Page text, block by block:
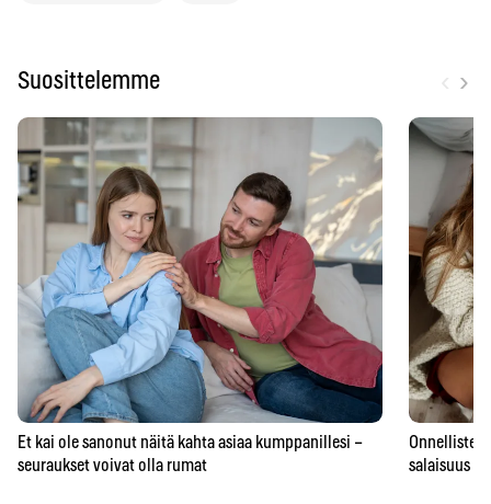
Suosittelemme ›
Et kai ole sanonut näitä kahta asiaa kumppanillesi –
seuraukset voivat olla rumat
Onnellisten
salaisuus –